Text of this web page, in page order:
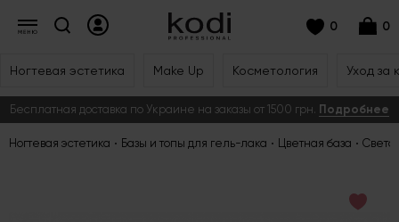
0 0
Ногтевая эстетика Make Up Косметология Уход за
Бесплатная доставка по Украине на заказы от 1500 грн. Подробнее
Ногтевая эстетика Базы и топы для гель-лака Цветная база